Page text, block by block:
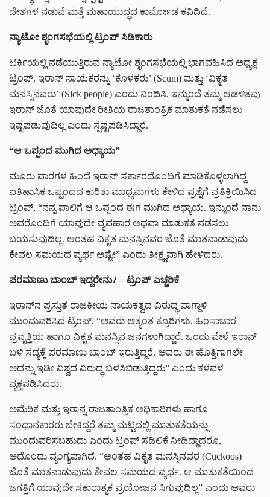
ದೇಶಗಳ ನಡುವೆ ಮತ್ತೆ ಮಹಾಯುದ್ಧದ ಕಾರ್ಮೋಡ ಕವಿದಿದೆ.
ನ್ಯಾಟೋ ಶೃಂಗಸಭೆಯಲ್ಲಿ ಟ್ರಂಪ್ ಸಿಡಿಕಾರು
ಟರ್ಕಿಯಲ್ಲಿ ನಡೆಯುತ್ತಿರುವ ನ್ಯಾಟೋ ಶೃಂಗಸಭೆಯಲ್ಲಿ ಭಾಗವಹಿಸಿದ ಅಧ್ಯಕ್ಷ
ಟ್ರಂಪ್, ಇರಾನ್ ನಾಯಕರನ್ನು ‘ಕೊಳಕರು’ (Scum) ಮತ್ತು ‘ವಿಕೃತ
ಮನಸ್ಸಿನವರು’ (Sick people) ಎಂದು ನಿಂದಿಸಿ, ಇನ್ಮುಂದೆ ತಮ್ಮ ಆಡಳಿತವು
ಇರಾನ್ ಜೊತೆ ಯಾವುದೇ ರೀತಿಯ ರಾಜತಾಂತ್ರಿಕ ಮಾತುಕತೆ ನಡೆಸಲು
ಇಷ್ಟಪಡುವುದಿಲ್ಲ ಎಂದು ಸ್ಪಷ್ಟಪಡಿಸಿದ್ದಾರೆ.
“ಆ ಒಪ್ಪಂದ ಮುಗಿದ ಅಧ್ಯಾಯ”
ಮೂರು ವಾರಗಳ ಹಿಂದೆ ಇರಾನ್ ಸರ್ಕಾರದೊಂದಿಗೆ ಮಾಡಿಕೊಳ್ಳಲಾಗಿದ್ದ
ಐತಿಹಾಸಿಕ ಒಪ್ಪಂದದ ಕುರಿತು ಮಾಧ್ಯಮಗಳು ಕೇಳಿದ ಪ್ರಶ್ನೆಗೆ ಪ್ರತಿಕ್ರಿಯಿಸಿದ
ಟ್ರಂಪ್, “ನನ್ನ ಪಾಲಿಗೆ ಆ ಒಪ್ಪಂದ ಈಗ ಮುಗಿದ ಅಧ್ಯಾಯ. ಇನ್ಮುಂದೆ ನಾನು
ಅವರೊಂದಿಗೆ ಯಾವುದೇ ವ್ಯವಹಾರ ಅಥವಾ ಮಾತುಕತೆ ನಡೆಸಲು
ಬಯಸುವುದಿಲ್ಲ. ಅಂತಹ ವಿಕೃತ ಮನಸ್ಸಿನವರ ಜೊತೆ ಮಾತನಾಡುವುದು
ಕೇವಲ ಸಮಯದ ವ್ಯರ್ಥ ಅಷ್ಟೇ” ಎಂದು ತೀಕ್ಷ್ಣವಾಗಿ ಹೇಳಿದರು.
ಪರಮಾಣು ಬಾಂಬ್ ಇದ್ದರೇನು? – ಟ್ರಂಪ್ ಎಚ್ಚರಿಕೆ
ಇರಾನ್‌ನ ಪ್ರಸ್ತುತ ರಾಜಕೀಯ ನಾಯಕತ್ವದ ವಿರುದ್ಧ ವಾಗ್ದಾಳಿ
ಮುಂದುವರಿಸಿದ ಟ್ರಂಪ್, “ಅವರು ಅತ್ಯಂತ ಕ್ರೂರಿಗಳು, ಹಿಂಸಾಚಾರ
ಪ್ರವೃತ್ತಿಯ ಹಾಗೂ ವಿಕೃತ ಮನಸ್ಸಿನ ಜನಗಳಾಗಿದ್ದಾರೆ. ಒಂದು ವೇಳೆ ಇರಾನ್
ಬಳಿ ಸದ್ಯಕ್ಕೆ ಪರಮಾಣು ಬಾಂಬ್ ಇರುತ್ತಿದ್ದರೆ, ಅವರು ಈ ಹೊತ್ತಿಗಾಗಲೇ
ಅದನ್ನು ಇಡೀ ವಿಶ್ವದ ವಿರುದ್ಧ ಬಳಸಿಬಿಡುತ್ತಿದ್ದರು” ಎಂದು ಕಳವಳ
ವ್ಯಕ್ತಪಡಿಸಿದರು.
ಅಮೆರಿಕ ಮತ್ತು ಇರಾನ್ನ ರಾಜತಾಂತ್ರಿಕ ಅಧಿಕಾರಿಗಳು ಹಾಗೂ
ಸಂಧಾನಕಾರರು ಬೇಕಿದ್ದರೆ ತಮ್ಮ ಮಟ್ಟದಲ್ಲಿ ಮಾತುಕತೆಯನ್ನು
ಮುಂದುವರಿಸಬಹುದು ಎಂದು ಟ್ರಂಪ್ ಸಡಿಲಿಕೆ ನೀಡಿದ್ದಾದರೂ,
ಅದೊಂದು ವ್ಯಂಗ್ಯವಾಗಿದೆ. “ಅಂತಹ ವಿಕೃತ ಮನಸ್ಸಿನವರ (Cuckoos)
ಜೊತೆ ಮಾತನಾಡುವುದು ಕೇವಲ ಸಮಯದ ವ್ಯರ್ಥ. ಆ ಮಾತುಕತೆಯಿಂದ
ಜಗತ್ತಿಗೆ ಯಾವುದೇ ಸಕಾರಾತ್ಮಕ ಪ್ರಯೋಜನ ಸಿಗುವುದಿಲ್ಲ” ಎಂದು ಅವರು